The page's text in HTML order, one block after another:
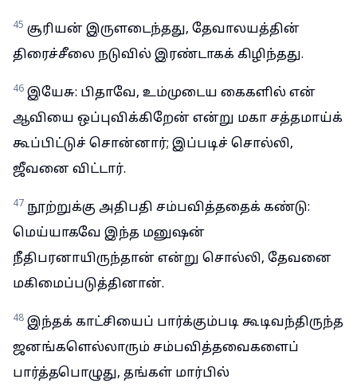
45 சூரியன் இருளடைந்தது, தேவாலயத்தின்
திரைச்சீலை நடுவில் இரண்டாகக் கிழிந்தது.
46 இயேசு: பிதாவே, உம்முடைய கைகளில் என்
ஆவியை ஒப்புவிக்கிறேன் என்று மகா சத்தமாய்க்
கூப்பிட்டுச் சொன்னார்; இப்படிச் சொல்லி,
ஜீவனை விட்டார்.
47 நூற்றுக்கு அதிபதி சம்பவித்ததைக் கண்டு:
மெய்யாகவே இந்த மனுஷன்
நீதிபரனாயிருந்தான் என்று சொல்லி, தேவனை
மகிமைப்படுத்தினான்.
48 இந்தக் காட்சியைப் பார்க்கும்படி கூடிவந்திருந்த
ஜனங்களெல்லாரும் சம்பவித்தவைகளைப்
பார்த்தபொழுது, தங்கள் மார்பில்